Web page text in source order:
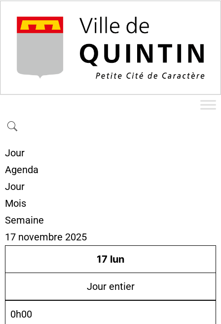
Jour
Agenda
Jour
Mois
Semaine
17 novembre 2025
17 lun
Jour entier
0h00